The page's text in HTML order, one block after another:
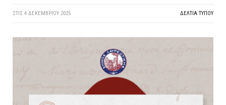
ΣΤΙΣ 4 ΔΕΚΕΜΒΡΊΟΥ 2025 ΔΕΛΤΙΑ ΤΥΠΟΥ